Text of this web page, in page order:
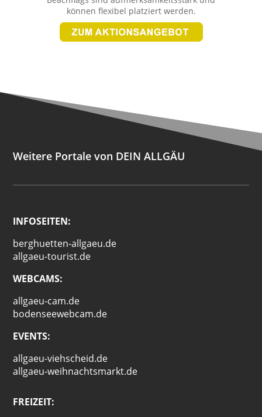
können flexibel platziert werden.
Weitere Portale von DEIN ALLGÄU
INFOSEITEN:
berghuetten-allgaeu.de
allgaeu-tourist.de
WEBCAMS:
allgaeu-cam.de
bodenseewebcam.de
EVENTS:
allgaeu-viehscheid.de
allgaeu-weihnachtsmarkt.de
FREIZEIT: